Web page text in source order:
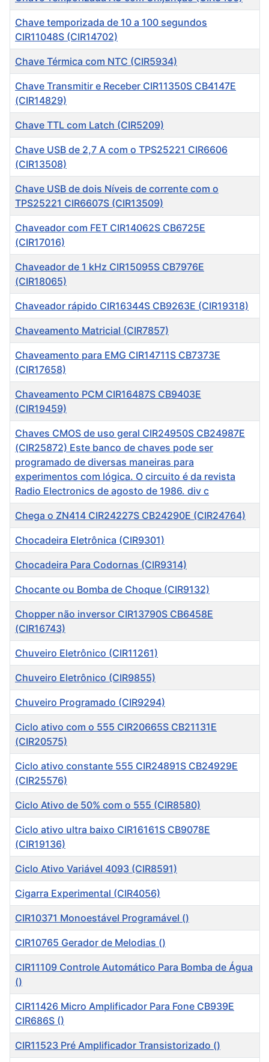
Chave temporizada de 10 a 100 segundos
CIR11048S (CIR14702)
Chave Térmica com NTC (CIR5934)
Chave Transmitir e Receber CIR11350S CB4147E
(CIR14829)
Chave TTL com Latch (CIR5209)
Chave USB de 2,7 A com o TPS25221 CIR6606
(CIR13508)
Chave USB de dois Níveis de corrente com o
TPS25221 CIR6607S (CIR13509)
Chaveador com FET CIR14062S CB6725E
(CIR17016)
Chaveador de 1 kHz CIR15095S CB7976E
(CIR18065)
Chaveador rápido CIR16344S CB9263E (CIR19318)
Chaveamento Matricial (CIR7857)
Chaveamento para EMG CIR14711S CB7373E
(CIR17658)
Chaveamento PCM CIR16487S CB9403E
(CIR19459)
Chaves CMOS de uso geral CIR24950S CB24987E
( CIR25872) Este banco de chaves pode ser
programado de diversas maneiras para
experimentos com lógica. O circuito é da revista
Radio Electronics de agosto de 1986. div c
Chega o ZN414 CIR24227S CB24290E (CIR24764)
Chocadeira Eletrônica (CIR9301)
Chocadeira Para Codornas (CIR9314)
Chocante ou Bomba de Choque (CIR9132)
Chopper não inversor CIR13790S CB6458E
(CIR16743)
Chuveiro Eletrônico (CIR11261)
Chuveiro Eletrônico (CIR9855)
Chuveiro Programado (CIR9294)
Ciclo ativo com o 555 CIR20665S CB21131E
(CIR20575)
Ciclo ativo constante 555 CIR24891S CB24929E
(CIR25576)
Ciclo Ativo de 50% com o 555 (CIR8580)
Ciclo ativo ultra baixo CIR16161S CB9078E
(CIR19136)
Ciclo Ativo Variável 4093 (CIR8591)
Cigarra Experimental (CIR4056)
CIR10371 Monoestável Programável ()
CIR10765 Gerador de Melodias ()
CIR11109 Controle Automático Para Bomba de Água
()
CIR11426 Micro Amplificador Para Fone CB939E
CIR686S ()
CIR11523 Pré Amplificador Transistorizado ()